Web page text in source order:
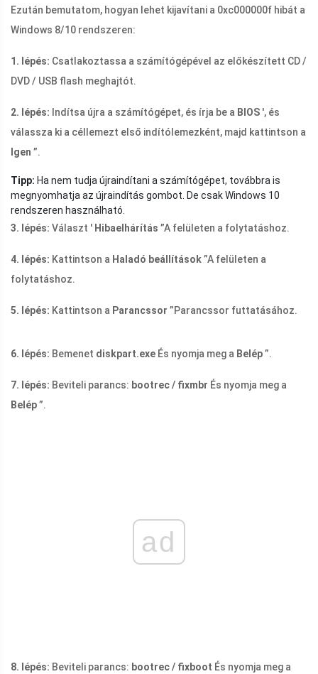
Ezután bemutatom, hogyan lehet kijavítani a 0xc000000f hibát a
Windows 8/10 rendszeren:
1. lépés: Csatlakoztassa a számítógépével az előkészített CD /
DVD / USB flash meghajtót.
2. lépés: Indítsa újra a számítógépet, és írja be a BIOS ', és
válassza ki a céllemezt első indítólemezként, majd kattintson a
Igen ”.
Tipp: Ha nem tudja újraindítani a számítógépet, továbbra is
megnyomhatja az újraindítás gombot. De csak Windows 10
rendszeren használható.
3. lépés: Választ ' Hibaelhárítás ”A felületen a folytatáshoz.
4. lépés: Kattintson a Haladó beállítások”A felületen a
folytatáshoz.
5. lépés: Kattintson a Parancssor ”Parancssor futtatásához.
6. lépés: Bemenet diskpart.exe És nyomja meg a Belép”.
7. lépés: Beviteli parancs: bootrec / fixmbr És nyomja meg a
Belép”.
ad
8. lépés: Beviteli parancs: bootrec / fixboot És nyomja meg a